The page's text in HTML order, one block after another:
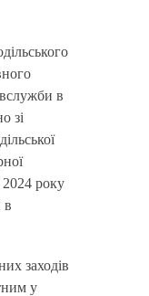
в
зі
року
в
заходів
у